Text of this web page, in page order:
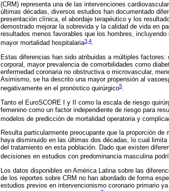
(CRM) representa una de las intervenciones
últimas décadas, diversos estudios han documentado
presentación clínica, el abordaje terapéutico y los
demostrado mejorar la sobrevida y la calidad de vida en
resultados menos favorables que los hombres,
mayor mortalidad hospitalaria3 4.
Estas diferencias han sido atribuidas a múltiples
corporal, mayor prevalencia de comorbilidades como
enfermedad coronaria no obstructiva o microvascular,
Asimismo, se ha descrito una mayor propensión al
negativamente en el pronóstico quirúrgico5.
Tanto el EuroSCORE I y II como la escala de riesgo
femenino como un factor independiente de riesgo para
modelos de predicción de mortalidad operatoria y
Resulta particularmente preocupante que la proporción
haya disminuido en las últimas dos décadas, lo cual
del tratamiento en esta población. Dado que existen
decisiones en estudios con predominancia masculina
Los datos disponibles en América Latina sobre las
de los reportes sobre CRM no han abordado de forma
estudios previos en intervencionismo coronario primario